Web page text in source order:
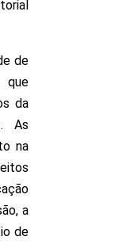
de
que
da
As
na
a
de